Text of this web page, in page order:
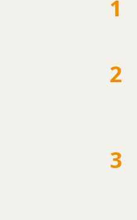
1
2
3